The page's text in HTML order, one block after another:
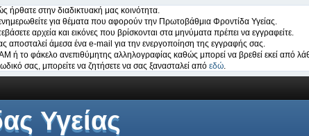
ήρθατε στην διαδικτυακή μας κοινότητα.
για θέματα που αφορούν την Πρωτοβάθμια Φροντίδα Υγείας.
αρχεία και εικόνες που βρίσκονται στα μηνύματα πρέπει να εγγραφείτε.
αποσταλεί άμεσα ένα e-mail για την ενεργοποίηση της εγγραφής σας.
ή το φάκελο ανεπιθύμητης αλληλογραφίας καθώς μπορεί να βρεθεί εκεί από
σας, μπορείτε να ζητήσετε να σας ξανασταλεί από εδώ.
Υγείας